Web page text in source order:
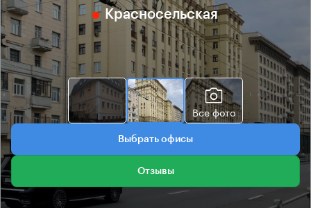
Красносельская
Все фото
Выбрать офисы
Отзывы